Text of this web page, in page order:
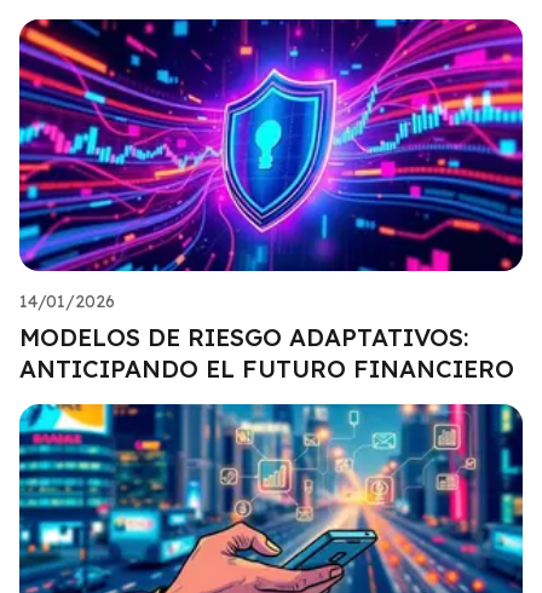
14/01/2026
MODELOS DE RIESGO ADAPTATIVOS:
ANTICIPANDO EL FUTURO FINANCIERO